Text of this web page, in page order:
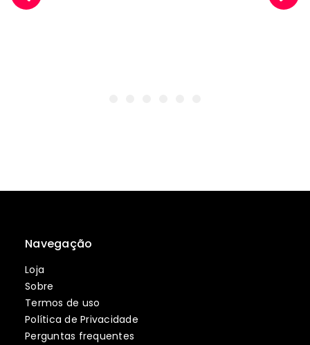
Navegação
Loja
Sobre
Termos de uso
Política de Privacidade
Perguntas frequentes